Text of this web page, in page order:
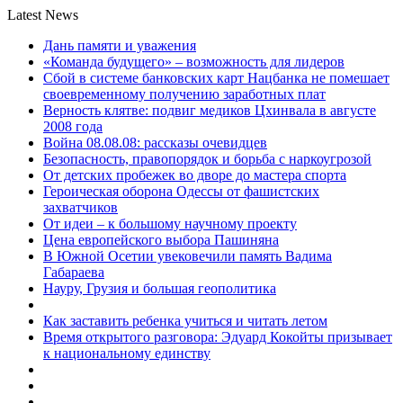
Latest News
Дань памяти и уважения
«Команда будущего» – возможность для лидеров
Сбой в системе банковских карт Нацбанка не помешает
своевременному получению заработных плат
Верность клятве: подвиг медиков Цхинвала в августе
2008 года
Война 08.08.08: рассказы очевидцев
Безопасность, правопорядок и борьба с наркоугрозой
От детских пробежек во дворе до мастера спорта
Героическая оборона Одессы от фашистских
захватчиков
От идеи – к большому научному проекту
Цена европейского выбора Пашиняна
В Южной Осетии увековечили память Вадима
Габараева
Науру, Грузия и большая геополитика
Как заставить ребенка учиться и читать летом
Время открытого разговора: Эдуард Кокойты призывает
к национальному единству